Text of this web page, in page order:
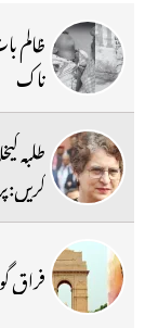
ظالم
ناک
طلبہ
فراق